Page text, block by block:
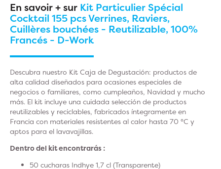
En savoir + sur Kit Particulier Spécial
Cocktail 155 pcs Verrines, Raviers,
Cuillères bouchées - Reutilizable, 100%
Francés - D-Work
Descubra nuestro Kit Caja de Degustación: productos de
alta calidad diseñados para ocasiones especiales de
negocios o familiares, como cumpleaños, Navidad y mucho
más. El kit incluye una cuidada selección de productos
reutilizables y reciclables, fabricados íntegramente en
Francia con materiales resistentes al calor hasta 70 °C y
aptos para el lavavajillas.
Dentro del kit encontrarás :
50 cucharas Indhye 1,7 cl (Transparente)